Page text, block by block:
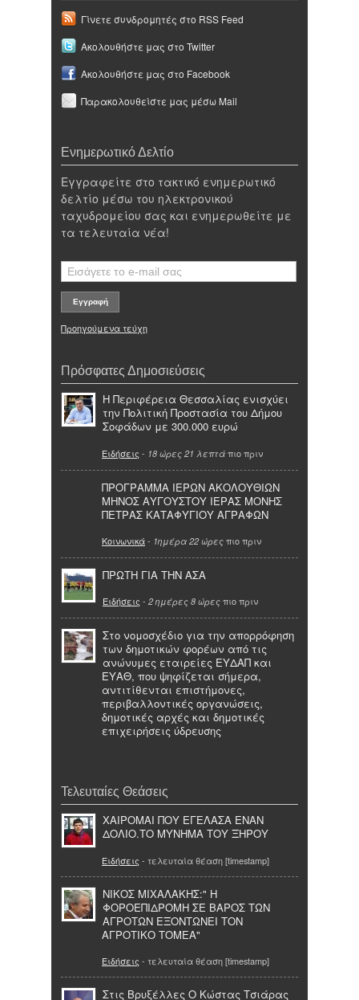
Γίνετε συνδρομητές στο RSS Feed
Ακολουθήστε μας στο Twitter
Ακολουθήστε μας στο Facebook
Παρακολουθείστε μας μέσω Mail
Ενημερωτικό Δελτίο
Εγγραφείτε στο τακτικό ενημερωτικό
δελτίο μέσω του ηλεκτρονικού
ταχυδρομείου σας και ενημερωθείτε με
τα τελευταία νέα!
Προηγούμενα τεύχη
Πρόσφατες Δημοσιεύσεις
Η Περιφέρεια Θεσσαλίας ενισχύει
την Πολιτική Προστασία του Δήμου
Σοφάδων με 300.000 ευρώ
Ειδήσεις - 18 ώρες 21 λεπτά πιο πριν
ΠΡΟΓΡΑΜΜΑ ΙΕΡΩΝ ΑΚΟΛΟΥΘΙΩΝ
ΜΗΝΟΣ ΑΥΓΟΥΣΤΟΥ ΙΕΡΑΣ ΜΟΝΗΣ
ΠΕΤΡΑΣ ΚΑΤΑΦΥΓΙΟΥ ΑΓΡΑΦΩΝ
Κοινωνικά- 1ημέρα 22 ώρες πιο πριν
ΠΡΩΤΗ ΓΙΑ ΤΗΝ ΑΣΑ
Ειδήσεις - 2 ημέρες 8 ώρες πιο πριν
Στο νομοσχέδιο για την απορρόφηση
των δημοτικών φορέων από τις
ανώνυμες εταιρείες ΕΥΔΑΠ και
ΕΥΑΘ, που ψηφίζεται σήμερα,
αντιτίθενται επιστήμονες,
περιβαλλοντικές οργανώσεις,
δημοτικές αρχές και δημοτικές
επιχειρήσεις ύδρευσης
Τελευταίες Θεάσεις
ΧΑΙΡΟΜΑΙ ΠΟΥ ΕΓΕΛΑΣΑ ΕΝΑΝ
ΔΟΛΙΟ.ΤΟ ΜΥΝΗΜΑ ΤΟΥ ΞΗΡΟΥ
Ειδήσεις - τελευταία θέαση [timestamp]
ΝΙΚΟΣ ΜΙΧΑΛΑΚΗΣ:" Η
ΦΟΡΟΕΠΙΔΡΟΜΗ ΣΕ ΒΑΡΟΣ ΤΩΝ
ΑΓΡΟΤΩΝ ΕΞΟΝΤΩΝΕΙ ΤΟΝ
ΑΓΡΟΤΙΚΟ ΤΟΜΕΑ"
Ειδήσεις - τελευταία θέαση [timestamp]
Στις Βρυξέλλες Ο Κώστας Τσιάρας